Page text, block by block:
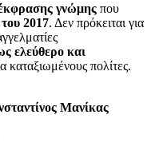
γνώμης που
2017. Δεν πρόκειται για
ελεύθερο και
καταξιωμένους πολίτες.
Μανίκας